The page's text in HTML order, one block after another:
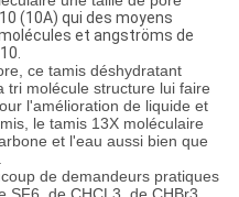
10 (10A) qui des moyens
et angströms de
ce tamis déshydratant
tri molécule structure lui faire
l'amélioration de liquide et
le tamis 13X moléculaire
et l'eau aussi bien que
de demandeurs pratiques